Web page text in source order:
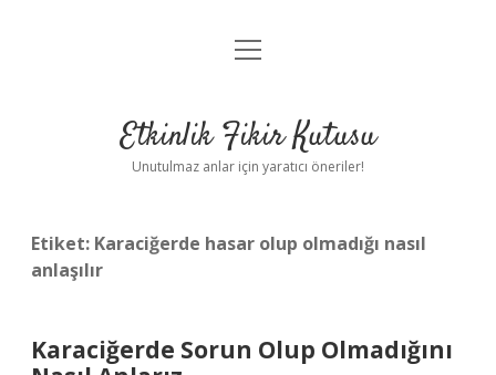
Anasayfa
Yasal Uyarı
menüyü
Etkinlik Fikir Kutusu
Unutulmaz anlar için yaratıcı öneriler!
Etiket: Karaciğerde hasar olup olmadığı nasıl
anlaşılır
Karaciğerde Sorun Olup Olmadığını